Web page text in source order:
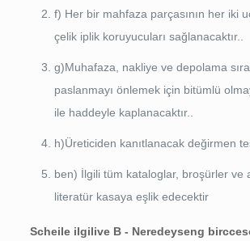
f) Her bir mahfaza parçasının her iki
çelik iplik koruyucuları sağlanacaktır..
g)Muhafaza, nakliye ve depolama
paslanmayı önlemek için bitümlü
ile haddeyle kaplanacaktır..
h)Üreticiden kanıtlanacak değirmen
ben) İlgili tüm kataloglar, broşürler ve
literatür kasaya eşlik edecektir
Scheile ilgilive B - Neredeyseng bircce